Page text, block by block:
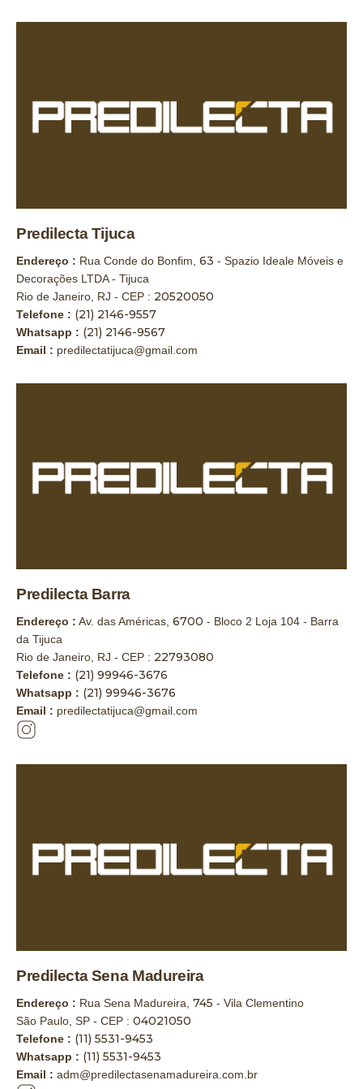
Predilecta Tijuca
Endereço : Rua Conde do Bonfim, 63 - Spazio Ideale Móveis e
Decorações LTDA - Tijuca
Rio de Janeiro, RJ - CEP : 20520050
Telefone : (21) 2146-9557
Whatsapp : (21) 2146-9567
Email : predilectatijuca@gmail.com
Predilecta Barra
Endereço : Av. das Américas, 6700 - Bloco 2 Loja 104 - Barra
da Tijuca
Rio de Janeiro, RJ - CEP : 22793080
Telefone : (21) 99946-3676
Whatsapp : (21) 99946-3676
Email : predilectatijuca@gmail.com
Predilecta Sena Madureira
Endereço : Rua Sena Madureira, 745 - Vila Clementino
São Paulo, SP - CEP : 04021050
Telefone : (11) 5531-9453
Whatsapp : (11) 5531-9453
Email : adm@predilectasenamadureira.com.br